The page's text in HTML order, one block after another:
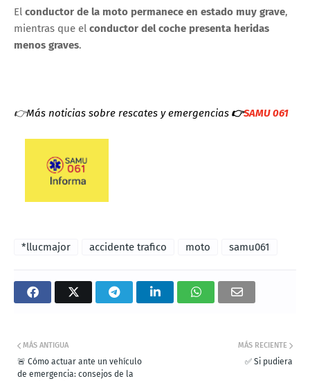
El conductor de la moto permanece en estado muy grave,
mientras que el conductor del coche presenta heridas
menos graves.
👉Más noticias sobre rescates y emergencias 👉SAMU 061
*llucmajor accidente trafico moto samu061
MÁS RECIENTE
✅ Si pudiera
MÁS ANTIGUA
🚨 Cómo actuar ante un vehículo
de emergencia: consejos de la